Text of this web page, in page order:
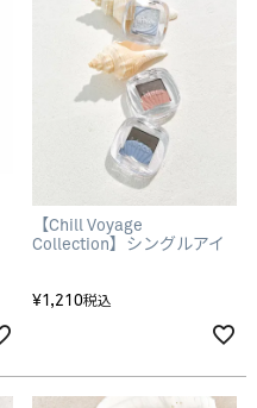
【Chill Voyage
Collection】シングルアイ
¥1,210税込